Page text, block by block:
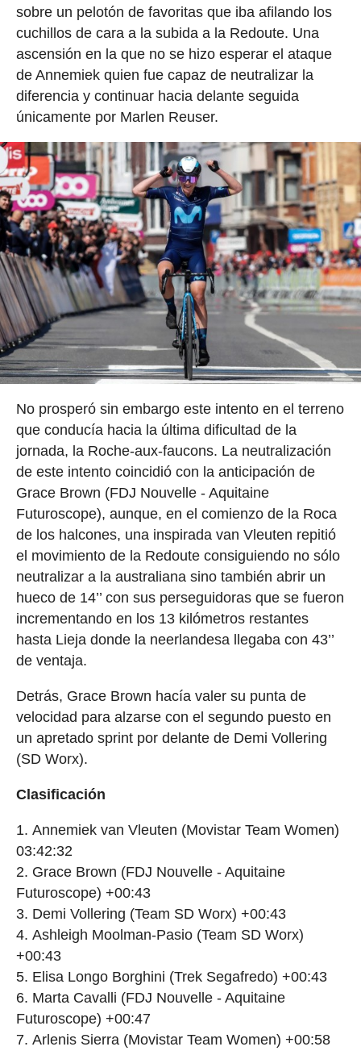
sobre un pelotón de favoritas que iba afilando los
cuchillos de cara a la subida a la Redoute. Una
ascensión en la que no se hizo esperar el ataque
de Annemiek quien fue capaz de neutralizar la
diferencia y continuar hacia delante seguida
únicamente por Marlen Reuser.
No prosperó sin embargo este intento en el terreno
que conducía hacia la última dificultad de la
jornada, la Roche-aux-faucons. La neutralización
de este intento coincidió con la anticipación de
Grace Brown (FDJ Nouvelle - Aquitaine
Futuroscope), aunque, en el comienzo de la Roca
de los halcones, una inspirada van Vleuten repitió
el movimiento de la Redoute consiguiendo no sólo
neutralizar a la australiana sino también abrir un
hueco de 14’’ con sus perseguidoras que se fueron
incrementando en los 13 kilómetros restantes
hasta Lieja donde la neerlandesa llegaba con 43’’
de ventaja.
Detrás, Grace Brown hacía valer su punta de
velocidad para alzarse con el segundo puesto en
un apretado sprint por delante de Demi Vollering
(SD Worx).
Clasificación
Annemiek van Vleuten (Movistar Team Women)
03:42:32
Grace Brown (FDJ Nouvelle - Aquitaine
Futuroscope) +00:43
Demi Vollering (Team SD Worx) +00:43
Ashleigh Moolman-Pasio (Team SD Worx)
+00:43
Elisa Longo Borghini (Trek Segafredo) +00:43
Marta Cavalli (FDJ Nouvelle - Aquitaine
Futuroscope) +00:47
Arlenis Sierra (Movistar Team Women) +00:58